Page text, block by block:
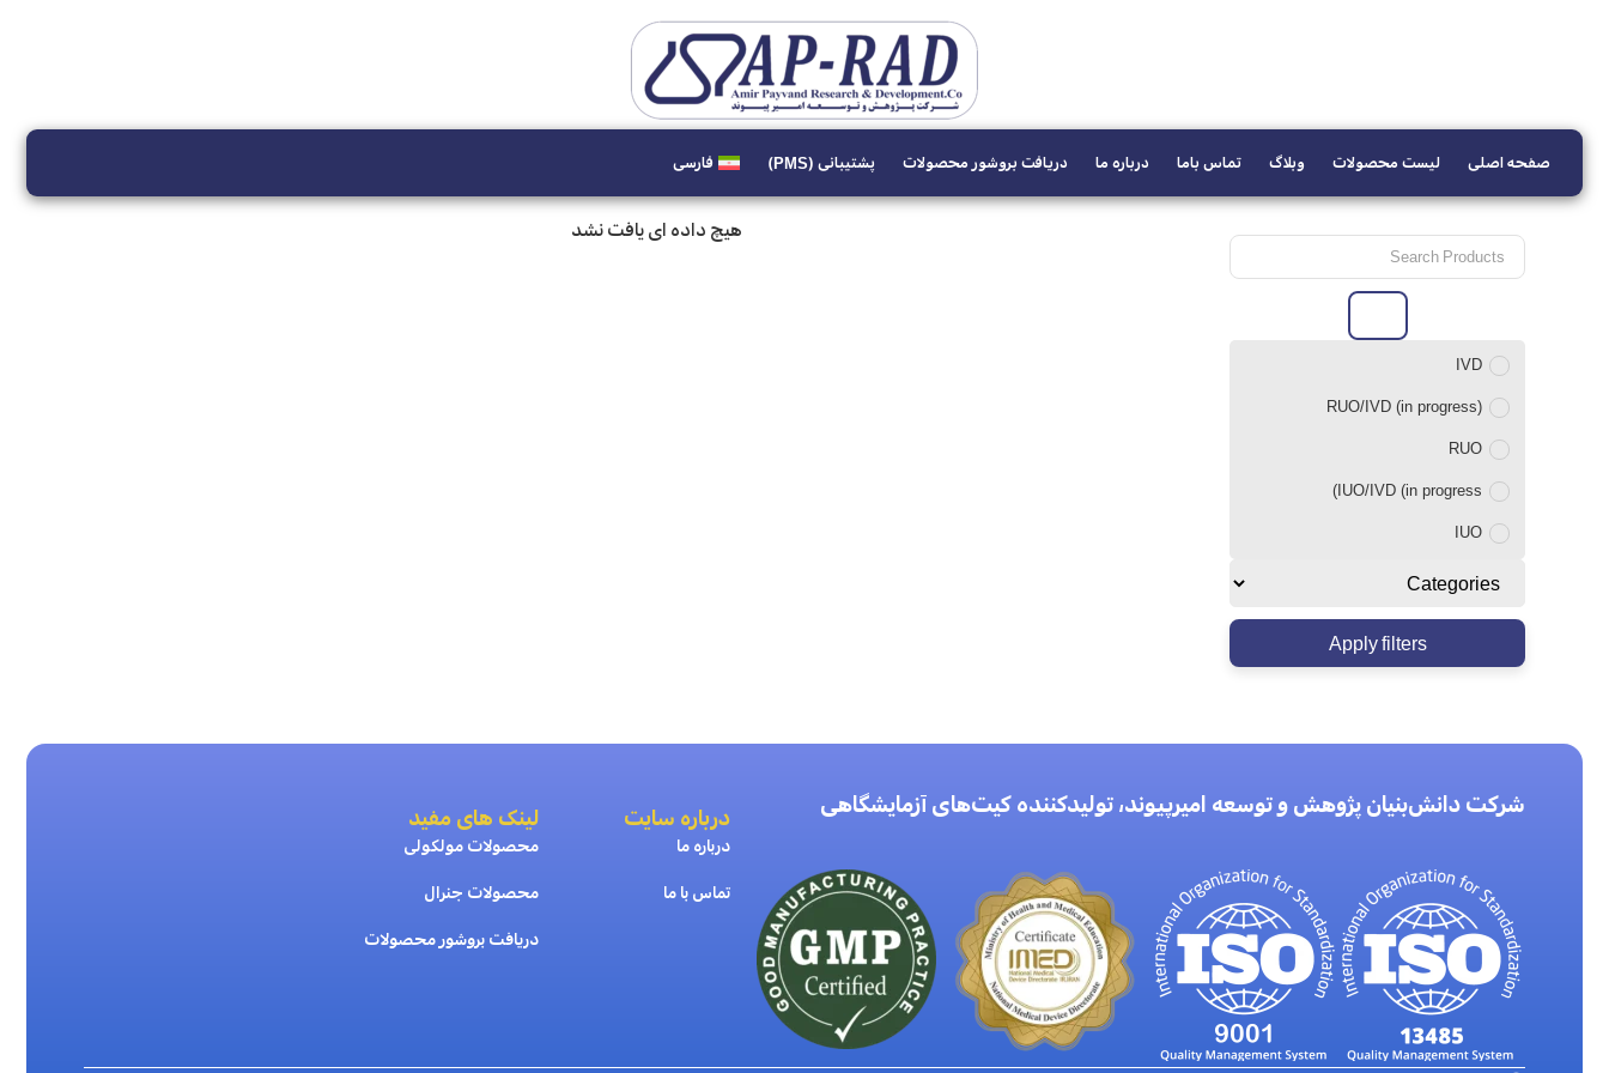
صفحه اصلی لیست محصولات وبلاگ تماس باما درباره ما دریافت بروشور محصولات پشتیبانی (PMS) فارسی
IVD
(RUO/IVD (in progress
RUO
IUO/IVD (in progress)
IUO
Apply filters
هیچ داده ای یافت نشد
شرکت دانش‌بنیان پژوهش و توسعه امیرپیوند، تولیدکننده کیت‌های آزمایشگاهی درباره سایت
درباره ما
تماس با ما
لینک های مفید
محصولات مولکولی
محصولات جنرال
دریافت بروشور محصولات